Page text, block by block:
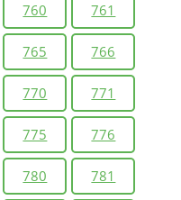
760 761
765 766
770 771
775 776
780 781